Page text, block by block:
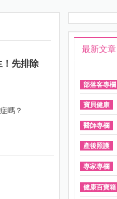
先排除
嗎？
最新文章
部落客專欄
寶貝健康
醫師專欄
產後照護
專家專欄
健康百寶箱